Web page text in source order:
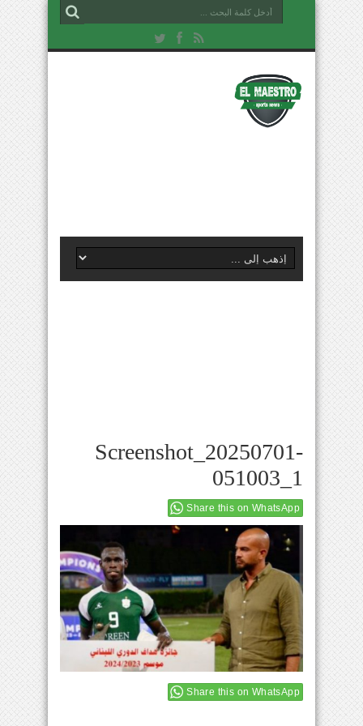
Screenshot_20250701-
051003_1
Share this on WhatsApp
Share this on WhatsApp